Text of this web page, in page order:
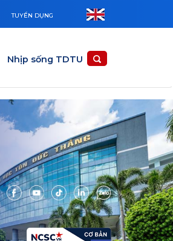
TUYỂN DỤNG
Nhịp sống TDTU